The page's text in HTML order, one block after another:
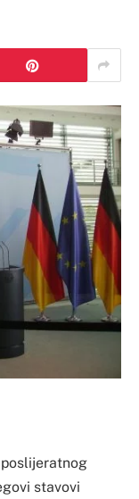
stavovi